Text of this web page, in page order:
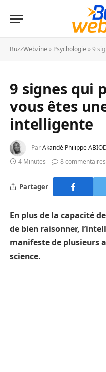
BuzzWebzine » Psychologie »9
9 signes qui
vous êtes
intelligente
ParAkandé Philippe
4 Minutes
8 commentaires
Partager
En plus de la capacité
de bien raisonner,
manifeste de plusieurs
science.